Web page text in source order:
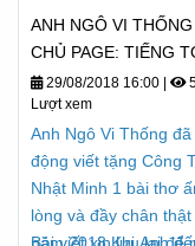
ANH NGÔ VI THỐNG
CHỦ PAGE: TIẾNG
LÒNG CẢM NHẬN -
2018
29/08/2018 16:00 |
Lượt xem
Anh Ngô Vi Thống đã
động viết tặng Công
Nhật Minh 1 bài thơ
lòng và đầy chân
năm 2018 Khi Anh
Bài viết xin lưu lại để